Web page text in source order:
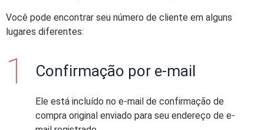
Você pode encontrar seu número de cliente em alguns
lugares diferentes:
Confirmação por e-mail
Ele está incluído no e-mail de confirmação de
compra original enviado para seu endereço de e-